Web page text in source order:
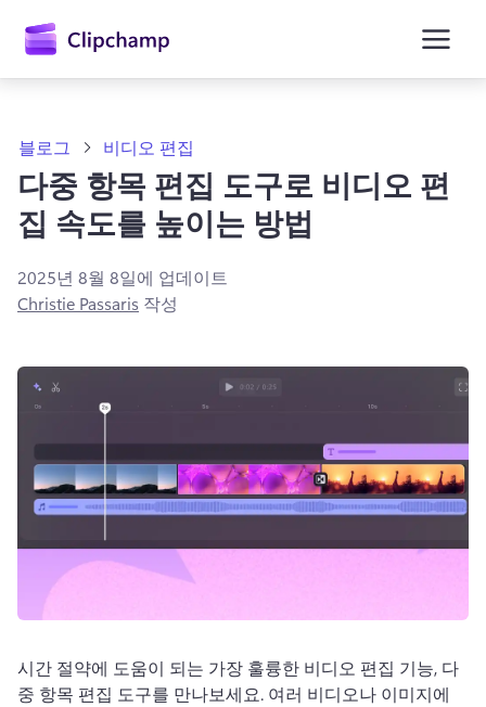
로
로그인
무료 체험하기
블로그 비디오 편집
다중 항목 편집 도구로 비디오 편
집 속도를 높이는 방법
2025년 8월 8일에 업데이트
Christie Passaris 작성
시간 절약에 도움이 되는 가장 훌륭한 비디오 편집 기능, 다
중 항목 편집 도구를 만나보세요. 여러 비디오나 이미지에